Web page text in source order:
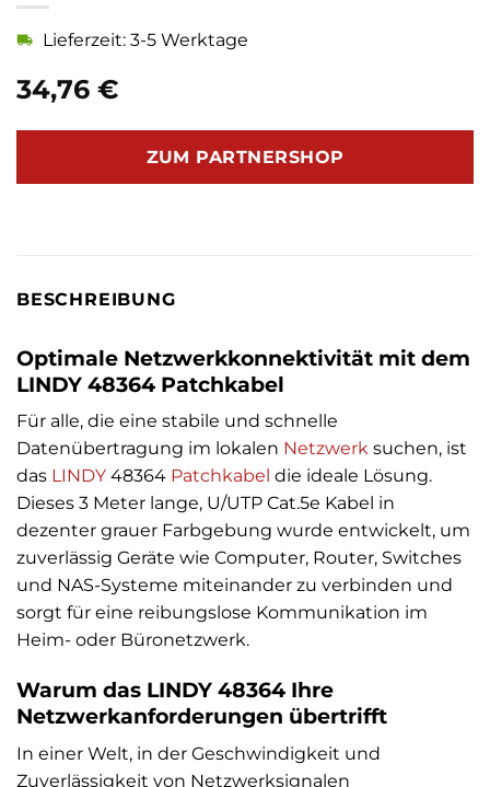
34,76 €
Lieferzeit: 3-5 Werktage
ZUM PARTNERSHOP
BESCHREIBUNG
Optimale Netzwerkkonnektivität mit dem
LINDY 48364 Patchkabel
Für alle, die eine stabile und schnelle
Datenübertragung im lokalen Netzwerk suchen, ist
das LINDY 48364 Patchkabel die ideale Lösung.
Dieses 3 Meter lange, U/UTP Cat.5e Kabel in
dezenter grauer Farbgebung wurde entwickelt, um
zuverlässig Geräte wie Computer, Router, Switches
und NAS-Systeme miteinander zu verbinden und
sorgt für eine reibungslose Kommunikation im
Heim- oder Büronetzwerk.
Warum das LINDY 48364 Ihre
Netzwerkanforderungen übertrifft
In einer Welt, in der Geschwindigkeit und
Zuverlässigkeit von Netzwerksignalen